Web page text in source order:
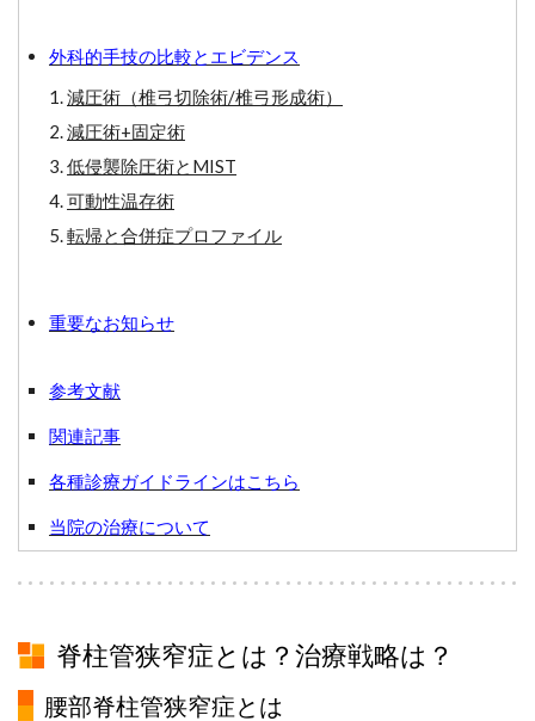
外科的手技の比較とエビデンス
減圧術（椎弓切除術/椎弓形成術）
減圧術+固定術
低侵襲除圧術とMIST
可動性温存術
転帰と合併症プロファイル
重要なお知らせ
参考文献
関連記事
各種診療ガイドラインはこちら
当院の治療について
脊柱管狭窄症とは？治療戦略は？
腰部脊柱管狭窄症とは